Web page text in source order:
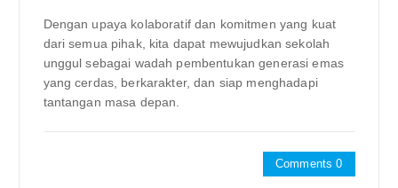
Dengan upaya kolaboratif dan komitmen yang kuat
dari semua pihak, kita dapat mewujudkan sekolah
unggul sebagai wadah pembentukan generasi emas
yang cerdas, berkarakter, dan siap menghadapi
tantangan masa depan.
Comments 0